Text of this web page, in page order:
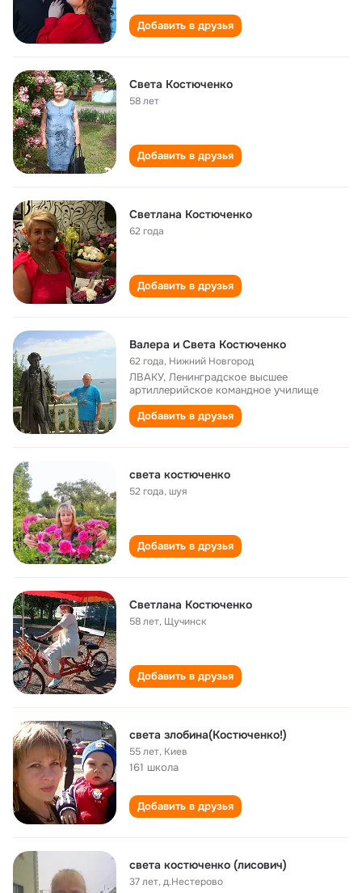
Добавить в друзья
Света Костюченко
58 лет
Добавить в друзья
Светлана Костюченко
62 года
Добавить в друзья
Валера и Света Костюченко
62 года, Нижний Новгород
ЛВАКУ, Ленинградское высшее
артиллерийское командное училище
Добавить в друзья
света костюченко
52 года,шуя
Добавить в друзья
Светлана Костюченко
58 лет, Щучинск
Добавить в друзья
света злобина(Костюченко!)
55 лет, Киев
161 школа
Добавить в друзья
света костюченко (лисович)
37 лет,д.Нестерово